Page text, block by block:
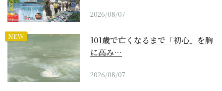
2026/08/07
NEW
101歳で亡くなるまで「初心」を胸
に高み…
2026/08/07